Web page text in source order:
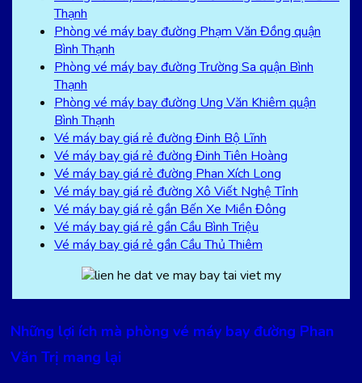
Thạnh
Phòng vé máy bay đường Phạm Văn Đồng quận
Bình Thạnh
Phòng vé máy bay đường Trường Sa quận Bình
Thạnh
Phòng vé máy bay đường Ung Văn Khiêm quận
Bình Thạnh
Vé máy bay giá rẻ đường Đinh Bộ Lĩnh
Vé máy bay giá rẻ đường Đinh Tiên Hoàng
Vé máy bay giá rẻ đường Phan Xích Long
Vé máy bay giá rẻ đường Xô Viết Nghệ Tỉnh
Vé máy bay giá rẻ gần Bến Xe Miền Đông
Vé máy bay giá rẻ gần Cầu Bình Triệu
Vé máy bay giá rẻ gần Cầu Thủ Thiêm
Những lợi ích mà phòng vé máy bay đường Phan
Văn Trị mang lại